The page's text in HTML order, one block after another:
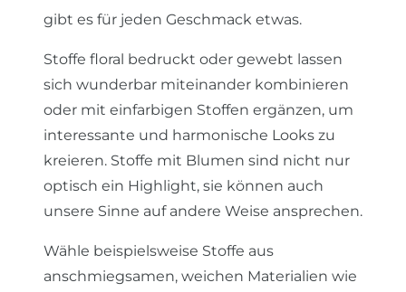
gibt es für jeden Geschmack etwas.
Stoffe floral bedruckt oder gewebt lassen
sich wunderbar miteinander kombinieren
oder mit einfarbigen Stoffen ergänzen, um
interessante und harmonische Looks zu
kreieren. Stoffe mit Blumen sind nicht nur
optisch ein Highlight, sie können auch
unsere Sinne auf andere Weise ansprechen.
Wähle beispielsweise Stoffe aus
anschmiegsamen, weichen Materialien wie